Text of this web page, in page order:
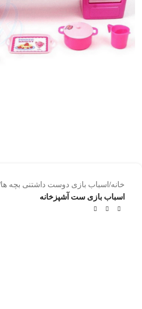
خانه اسباب بازی دوست داشتنی بچه ها
اسباب بازی ست آشپزخانه